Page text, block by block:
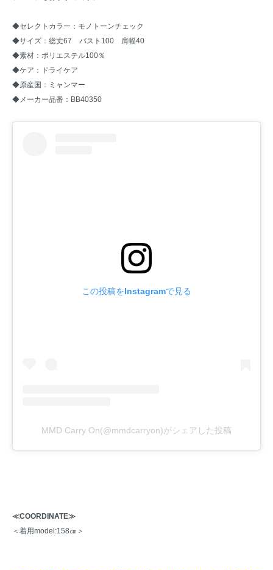
◆セレクトカラー：モノトーンチェック
◆サイズ：総丈67 バスト100 肩幅40
◆素材：ポリエステル100％
◆ケア：ドライケア
◆原産国：ミャンマー
◆メーカー品番：BB40350
この投稿をInstagramで見る
MMD Carry On(@mmdcarryon)がシェアした投稿
≪COORDINATE≫
＜着用model:158㎝＞